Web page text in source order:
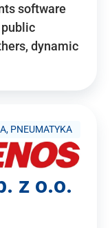
software
dynamic
PNEUMATYKA
z o.o.